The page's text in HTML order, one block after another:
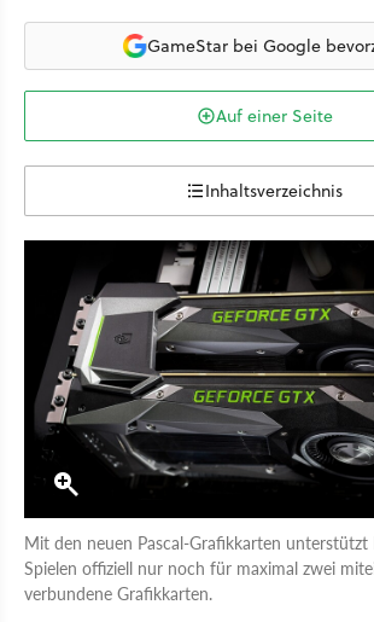
GameStar bei Google
Auf einer Seite
Inhaltsverzeichnis
Mit den neuen Pascal-Grafikkarten unterstützt
Spielen offiziell nur noch für maximal zwei
verbundene Grafikkarten.